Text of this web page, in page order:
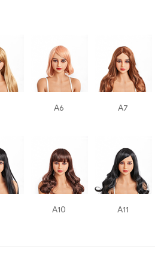
A6 A7
A10 A11